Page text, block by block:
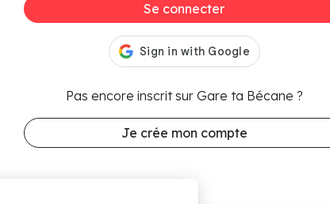
Se connecter
Pas encore inscrit sur Gare ta Bécane ?
Je crée mon compte